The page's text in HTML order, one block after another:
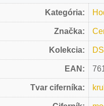
Kategória:
Značka:
Kolekcia:
EAN:
Tvar ciferníka: